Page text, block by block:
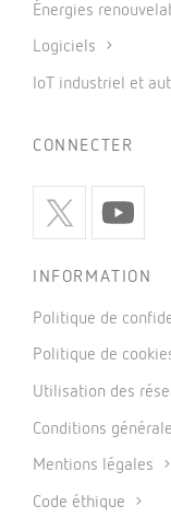
Énergies
Logiciels
IoT industriel et
CONNECTER
INFORMATION
Politique de
Politique de
Utilisation des
Conditions
Mentions légales
Code éthique